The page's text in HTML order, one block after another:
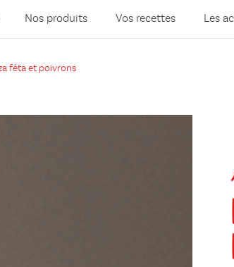
Nos produits Vos recettes Les
féta et poivrons